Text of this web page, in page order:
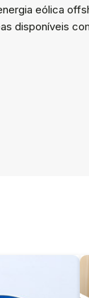
eólica
disponíveis